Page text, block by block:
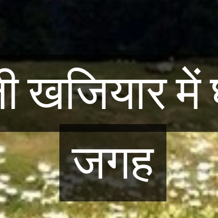
खजियार
जगह
खजियार
जगह